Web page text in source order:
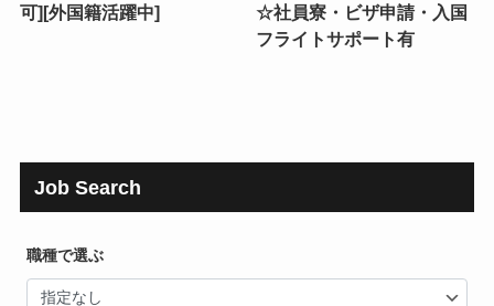
可][外国籍活躍中]
☆社員寮・ビザ申請・入国
フライトサポート有
Job Search
職種で選ぶ